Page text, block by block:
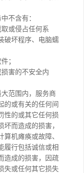
不含有：
取或侵占任何系
破坏程序、电脑蠕
；
损害的不安全内
范围内，服务商
的或有关的任何间
性的或其它任何损
而造成的损害，
机瘫痪或故障、
履行包括诚信或相
造成的损害，因疏
失或任何其它损失